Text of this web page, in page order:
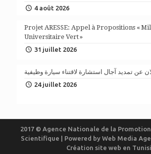
4 août 2026
Projet ARESSE: Appel à Propositions «
Universitaire Vert »
31 juillet 2026
عن تمديد آجال استشارة لاقتناء سيارة وظيفية
24 juillet 2026
2017 © Agence Nationale de la Promotion
Scientifique | Powered by Web Media
Création site web en